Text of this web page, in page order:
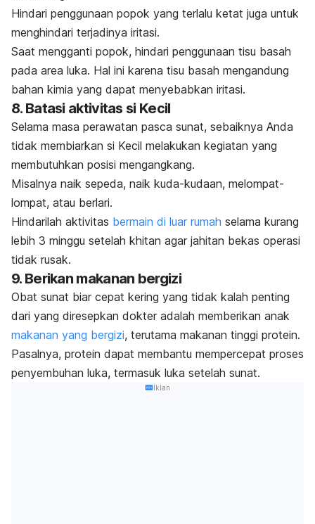
Hindari penggunaan popok yang terlalu ketat juga untuk
menghindari terjadinya iritasi.
Saat mengganti popok, hindari penggunaan tisu basah
pada area luka. Hal ini karena tisu basah mengandung
bahan kimia yang dapat menyebabkan iritasi.
8. Batasi aktivitas si Kecil
Selama masa perawatan pasca sunat, sebaiknya Anda
tidak membiarkan si Kecil melakukan kegiatan yang
membutuhkan posisi mengangkang.
Misalnya naik sepeda, naik kuda-kudaan, melompat-
lompat, atau berlari.
Hindarilah aktivitas bermain di luar rumah selama kurang
lebih 3 minggu setelah khitan agar jahitan bekas operasi
tidak rusak.
9. Berikan makanan bergizi
Obat sunat biar cepat kering yang tidak kalah penting
dari yang diresepkan dokter adalah memberikan anak
makanan yang bergizi, terutama makanan tinggi protein.
Pasalnya, protein dapat membantu mempercepat proses
penyembuhan luka, termasuk luka setelah sunat.
Iklan